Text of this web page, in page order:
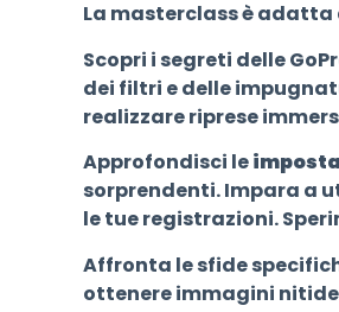
La masterclass è adatta
Scopri i segreti delle
dei filtri e delle
realizzare riprese
Approfondisci le
sorprendenti. Impara a
le tue registrazioni.
Affronta le sfide
ottenere immagini